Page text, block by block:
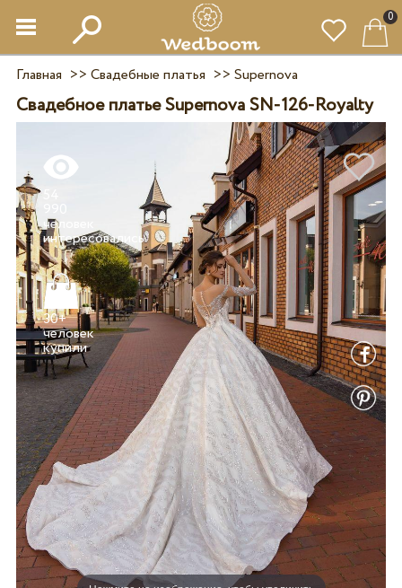
0
Главная >> Свадебные платья >> Supernova
Свадебное платье Supernova SN-126-Royalty
человек
интересовались
30+
человек
купили